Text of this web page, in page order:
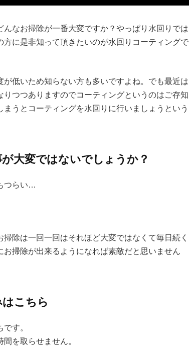
なお掃除が一番大変ですか？やっぱり水回りでは
に是非知って頂きたいのが水回りコーティングで
低いため知らない方も多いですよね。でも最近は
つつありますのでコーティングというのはご存知
うとコーティングを水回りに行いましょうという
大変ではないでしょうか？
つらい…
除は一回一回はそれほど大変ではなくて毎日続く
掃除が出来るようになれば素敵だと思いません
こちら
す。
を取らせません。